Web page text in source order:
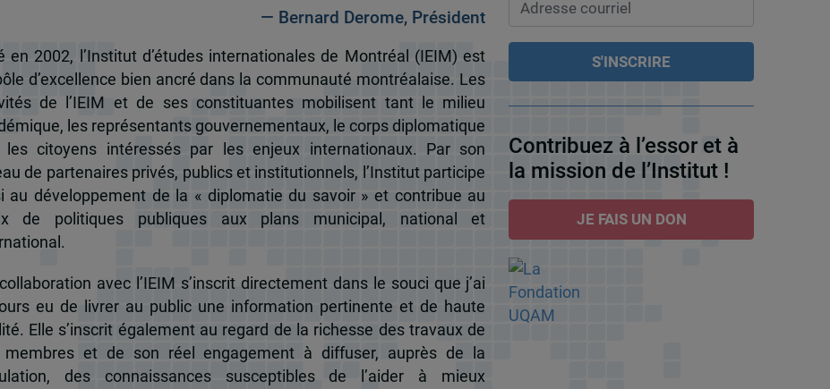
— Bernard Derome, Président
en 2002, l’Institut d’études internationales de Montréal (IEIM) est
d’excellence bien ancré dans la communauté montréalaise. Les
de l’IEIM et de ses constituantes mobilisent tant le milieu
les représentants gouvernementaux, le corps diplomatique
les citoyens intéressés par les enjeux internationaux. Par son
de partenaires privés, publics et institutionnels, l’Institut participe
au développement de la « diplomatie du savoir » et contribue au
de politiques publiques aux plans municipal, national et
avec l’IEIM s’inscrit directement dans le souci que j’ai
eu de livrer au public une information pertinente et de haute
Elle s’inscrit également au regard de la richesse des travaux de
membres et de son réel engagement à diffuser, auprès de la
des connaissances susceptibles de l’aider à mieux
Contribuez à l’essor et à
la mission de l’Institut !
JE FAIS UN DON